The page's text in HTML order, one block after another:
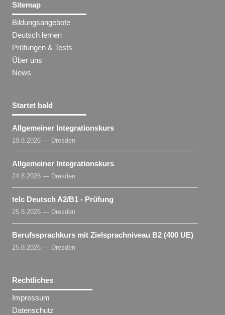
Sitemap
Bildungsangebote
Deutsch lernen
Prüfungen & Tests
Über uns
News
Startet bald
Allgemeiner Integrationskurs
19.8.2026 — Dresden
Allgemeiner Integrationskurs
24.8.2026 — Dresden
telc Deutsch A2/B1 - Prüfung
25.8.2026 — Dresden
Berufssprachkurs mit Zielsprachniveau B2 (400 UE)
25.8.2026 — Dresden
Rechtliches
Impressum
Datenschutz